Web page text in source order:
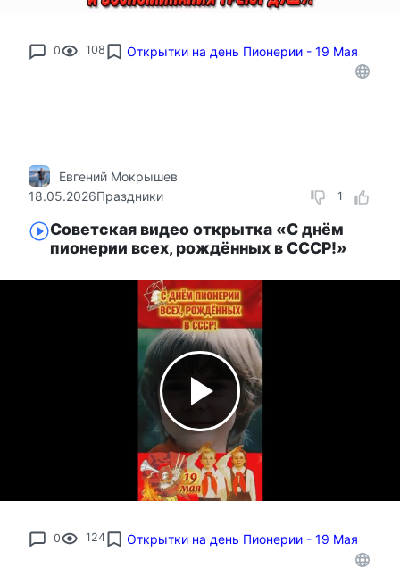
0 108 Открытки на день Пионерии - 19 Мая
1
Евгений Мокрышев
18.05.2026Праздники
Советская видео открытка «С днём
пионерии всех, рождённых в СССР!»
0 124 Открытки на день Пионерии - 19 Мая